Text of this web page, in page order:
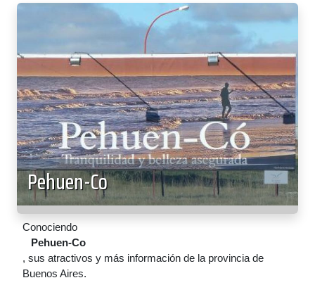
Pehuen-Co
Conociendo
Pehuen-Co
, sus atractivos y más información de la provincia de
Buenos Aires.